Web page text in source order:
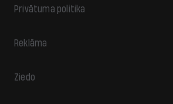
Privātuma politika
Reklāma
Ziedo